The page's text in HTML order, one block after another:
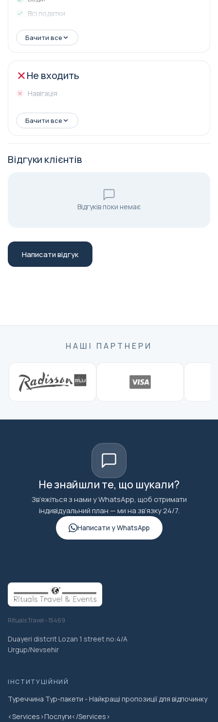
Всі податки
Бачити все
Не входить
Навігація
Бачити все
Відгуки клієнтів
Відгуків поки немає
Написати відгук
НАШІ ПАРТНЕРИ
Не знайшли те, що шукали?
Зв’яжіться з нами у WhatsApp, щоб отримати
індивідуальний план — ми на зв’язку 24/7.
Написати у WhatsApp
Rituals Travel - 15469
Duayeri distcrit Lozan 1 street no:4/A
Urgup/Nevsehir
ІНСТИТУЦІЙНИЙ
Туреччина Тур-пакети - Найкращі пропозиції для відпочинку
<Services>Послуги</Services>